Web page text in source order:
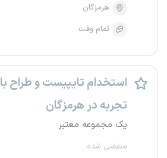
هرمزگان
تمام وقت
استخدام تایپیست و طراح با
تجربه در هرمزگان
یک مجموعه معتبر
منقضی شده